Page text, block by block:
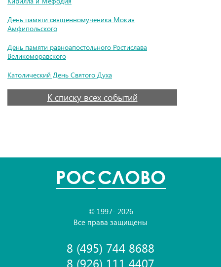
День памяти священномученика Мокия
Амфипольского
День памяти равноапостольного Ростислава
Великоморавского
Католический День Святого Духа
К списку всех событий
POCСЛОВО
© 1997- 2026
Все права защищены
8 (495) 744 8688
8 (926) 111 4407